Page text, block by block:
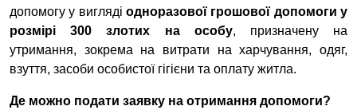
допомогу у вигляді одноразової грошової допомоги у
розмірі 300 злотих на особу, призначену на
утримання, зокрема на витрати на харчування, одяг,
взуття, засоби особистої гігієни та оплату житла.
Де можно подати заявку на отримання допомоги?